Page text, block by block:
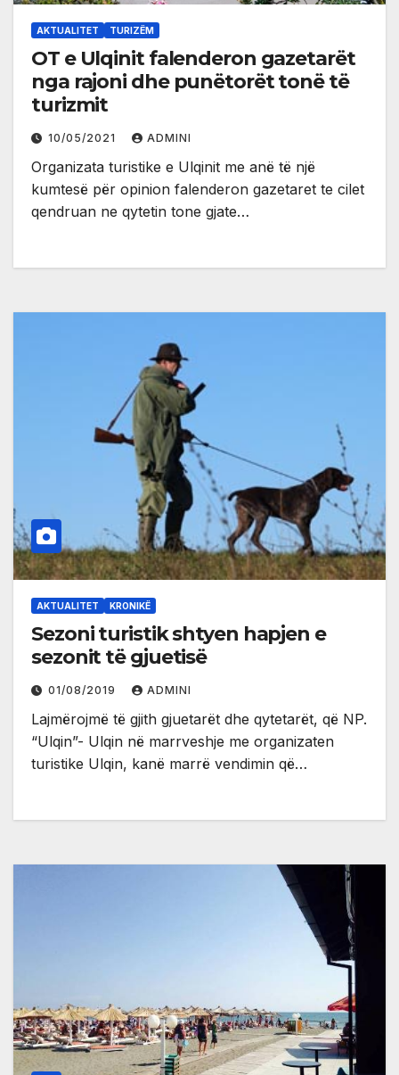
AKTUALITET TURIZËM
OT e Ulqinit falenderon gazetarët
nga rajoni dhe punëtorët tonë të
turizmit
10/05/2021 ADMINI
Organizata turistike e Ulqinit me anë të një
kumtesë për opinion falenderon gazetaret te cilet
qendruan ne qytetin tone gjate…
AKTUALITET KRONIKË
Sezoni turistik shtyen hapjen e
sezonit të gjuetisë
01/08/2019 ADMINI
Lajmërojmë të gjith gjuetarët dhe qytetarët, që NP.
“Ulqin”- Ulqin në marrveshje me organizaten
turistike Ulqin, kanë marrë vendimin që…